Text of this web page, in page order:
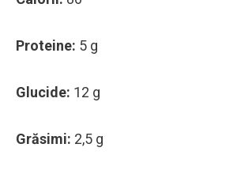
Proteine: 5 g
Glucide: 12 g
Grăsimi: 2,5 g